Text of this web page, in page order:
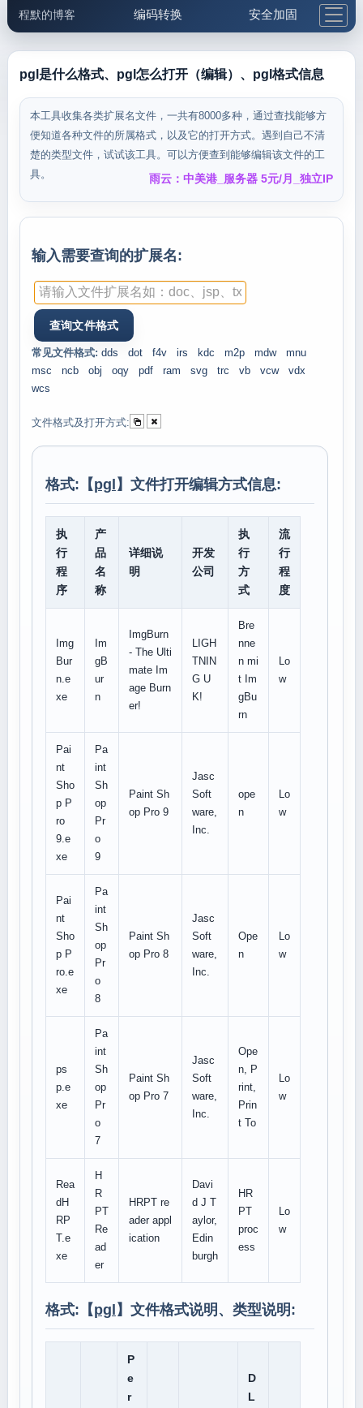
程默的博客 编码转换 安全加固
邮件工具 生活便民 更多工具
5.1支付宝大红包
pgl是什么格式、pgl怎么打开（编辑）、pgl格式信息
本工具收集各类扩展名文件，一共有8000多种，通过查找能够方
便知道各种文件的所属格式，以及它的打开方式。遇到自己不清
楚的类型文件，试试该工具。可以方便查到能够编辑该文件的工
具。
雨云：中美港_服务器 5元/月_独立IP
输入需要查询的扩展名:
常见文件格式: dds dot f4v irs kdc m2p mdw
mnu
msc
ncb obj oqy pdf ram svg trc vb vcw
vdx
wcs
文件格式及打开方式:
格式:【pgl 】文件打开编辑方式信息:
执
行
程
序
产
品
名
称
详细说
明
开发
公司
执
行
方
式
流
行
程
度
Img
Bur
n.e
xe
Im
gB
ur
n
ImgBurn
- The Ulti
mate Im
age Burn
er!
LIGH
TNIN
G U
K!
Bre
nne
n mi
t Im
gBu
rn
Lo
w
Pai
nt
Sho
p P
ro
9.e
xe
Pa
int
Sh
op
Pr
o
9
Paint Sh
op Pro 9
Jasc
Soft
ware,
Inc.
ope
n
Lo
w
Pai
nt
Sho
p P
ro.e
xe
Pa
int
Sh
op
Pr
o
8
Paint Sh
op Pro 8
Jasc
Soft
ware,
Inc.
Ope
n
Lo
w
ps
p.e
xe
Pa
int
Sh
op
Pr
o
7
Paint Sh
op Pro 7
Jasc
Soft
ware,
Inc.
Ope
n, P
rint,
Prin
t To
Lo
w
Rea
dH
RP
T.e
xe
H
R
PT
Re
ad
er
HRPT re
ader appl
ication
Davi
d J T
aylor,
Edin
burgh
HR
PT
proc
ess
Lo
w
格式:【pgl 】文件格式说明、类型说明:
P
e
r
D
L